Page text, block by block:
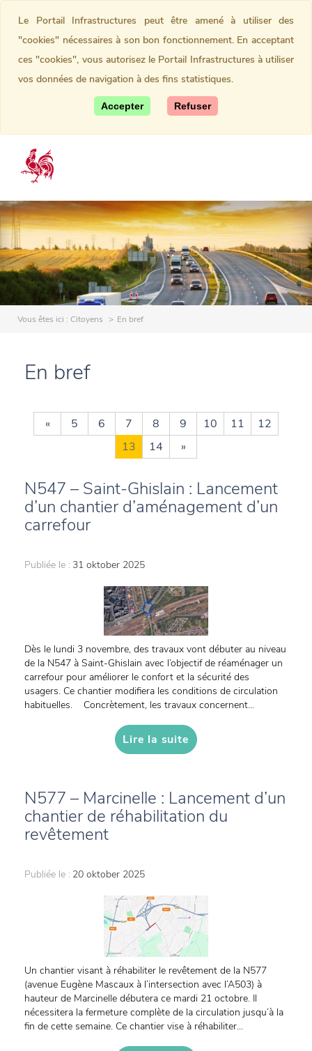
Vous êtes ici : Citoyens En bref
En bref
« 5 6 7 8 9 10 11
12
13
14 »
N547 – Saint-Ghislain : Lancement
d’un chantier d’aménagement d’un
carrefour
Publiée le : 31 oktober 2025
Dès le lundi 3 novembre, des travaux vont débuter au niveau
de la N547 à Saint-Ghislain avec l’objectif de réaménager un
carrefour pour améliorer le confort et la sécurité des
usagers. Ce chantier modifiera les conditions de circulation
habituelles. Concrètement, les travaux concernent...
Lire la suite
N577 – Marcinelle : Lancement d’un
chantier de réhabilitation du
revêtement
Publiée le : 20 oktober 2025
Un chantier visant à réhabiliter le revêtement de la N577
(avenue Eugène Mascaux à l’intersection avec l’A503) à
hauteur de Marcinelle débutera ce mardi 21 octobre. Il
nécessitera la fermeture complète de la circulation jusqu’à la
fin de cette semaine. Ce chantier vise à réhabiliter...
Le Portail Infrastructures peut être amené à utiliser des
"cookies" nécessaires à son bon fonctionnement. En acceptant
ces "cookies", vous autorisez le Portail Infrastructures à utiliser
vos données de navigation à des fins statistiques.
Accepter Refuser